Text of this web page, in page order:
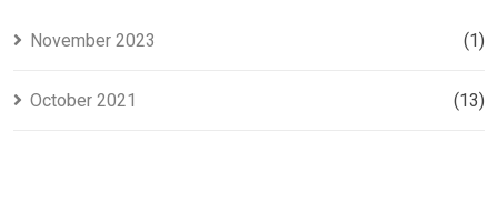
November 2023 (1)
October 2021 (13)